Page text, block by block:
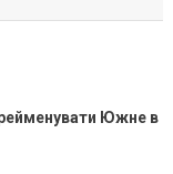
Южне в